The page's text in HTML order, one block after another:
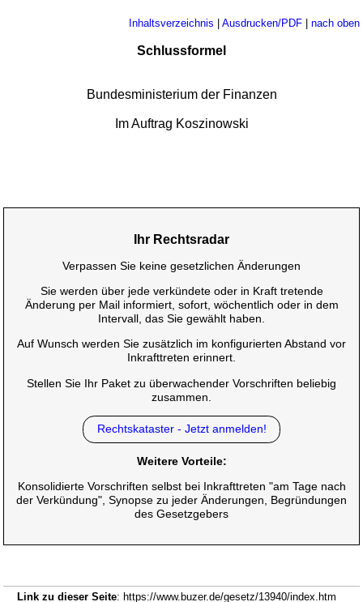
Inhaltsverzeichnis | Ausdrucken/PDF| nach oben
Schlussformel
Bundesministerium der Finanzen
Im Auftrag Koszinowski
Ihr Rechtsradar
Verpassen Sie keine gesetzlichen Änderungen
Sie werden über jede verkündete oder in Kraft tretende
Änderung per Mail informiert, sofort, wöchentlich oder in dem
Intervall, das Sie gewählt haben.
Auf Wunsch werden Sie zusätzlich im konfigurierten Abstand vor
Inkrafttreten erinnert.
Stellen Sie Ihr Paket zu überwachender Vorschriften beliebig
zusammen.
Rechtskataster - Jetzt anmelden!
Weitere Vorteile:
Konsolidierte Vorschriften selbst bei Inkrafttreten "am Tage nach
der Verkündung", Synopse zu jeder Änderungen, Begründungen
des Gesetzgebers
Link zu dieser Seite: https://www.buzer.de/gesetz/13940/index.htm